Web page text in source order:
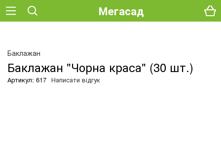
Мегасад
Баклажан
Баклажан "Чорна краса" (30 шт.)
Артикул: 617 Написати відгук